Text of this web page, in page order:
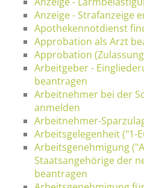
Anzeige - Strafanzeige
Apothekennotdienst
Approbation als Arzt
Approbation
Arbeitgeber -
beantragen
Arbeitnehmer bei der
anmelden
Arbeitnehmer-
Arbeitsgelegenheit ("1-
Arbeitsgenehmigung
Staatsangehörige der
beantragen